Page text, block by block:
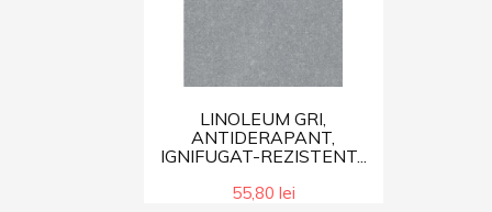
LINOLEUM GRI,
ANTIDERAPANT,
IGNIFUGAT-REZISTENT...
55,80 lei